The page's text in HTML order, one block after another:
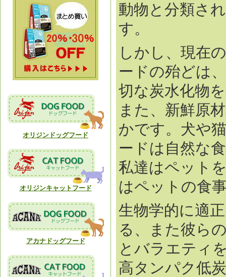
オリジンドッグフード
オリジンキャットフード
アカナドッグフード
動物と分類さ
す。
しかし、現在
ードの殆どは
切な炭水化物
また、新鮮原
かです。犬や
ードは自然な
私達はペット
はペットの食
生物学的に適
る、また彼ら
とバラエティ
高タンパク低